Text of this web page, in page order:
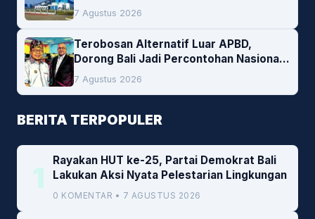
Peluang Investasi Woodchip untuk
Cofiring PLTU Bolok
7 Agustus 2026
Terobosan Alternatif Luar APBD,
Dorong Bali Jadi Percontohan Nasional
Pembiayaan Daerah
7 Agustus 2026
BERITA TERPOPULER
1
Rayakan HUT ke-25, Partai Demokrat Bali
Lakukan Aksi Nyata Pelestarian Lingkungan
0 KOMENTAR • 7 AGUSTUS 2026